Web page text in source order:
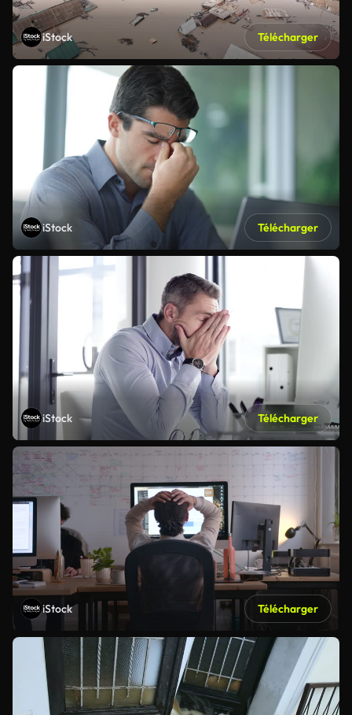
iStock Télécharger
iStock Télécharger
iStock Télécharger
iStock Télécharger